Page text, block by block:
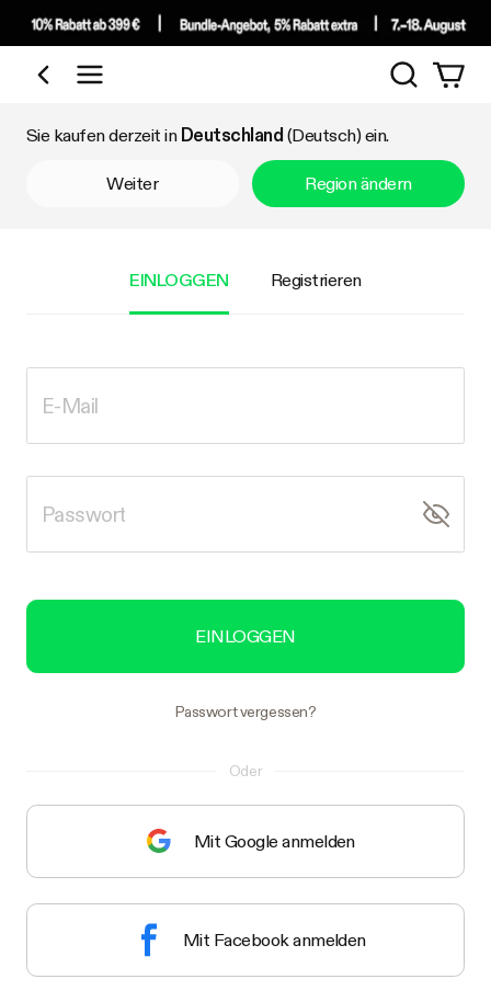
Nach Kategorie einkaufen
Suchen
Sie kaufen derzeit in Deutschland (Deutsch) ein.
Weiter Region ändern
EINLOGGEN Registrieren
EINLOGGEN
Passwort vergessen?
Oder
Mit Google anmelden
Mit Facebook anmelden